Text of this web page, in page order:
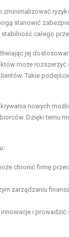
stanowić
całego
jej
może
Takie
nowych
Dzięki temu
chronić firmę
zarządzaniu
i